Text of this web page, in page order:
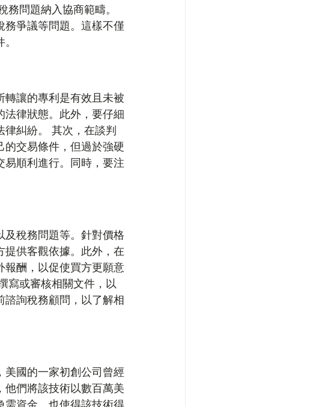
問題納入協商範疇。
務爭議等問題。這樣不僅
轉讓的專利是有效且未被
法律狀態。此外，要仔細
糾紛。 其次，在談判
的交易條件，但過於強硬
易順利進行。同時，要注
及稅務問題等。針對價格
提供客觀依據。此外，在
報酬，以促使買方更願意
寫或審核相關文件，以
諮詢稅務顧問，以了解相
美國的一家初創公司曾經
他們將該技術以數百萬美
需資金，也使得該技術得